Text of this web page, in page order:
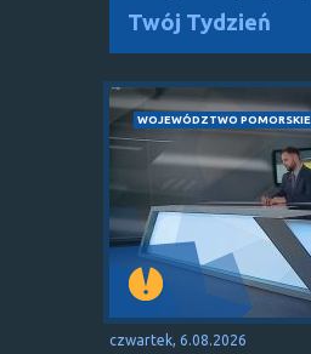
Twój Tydzień
WOJEWÓDZTWO POMORSKIE
czwartek, 6.08.2026